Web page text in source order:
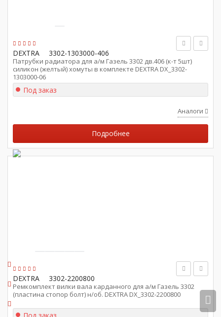
DEXTRA 3302-1303000-406
Патрубки радиатора для а/м Газель 3302 дв.406 (к-т 5шт)
силикон (желтый) хомуты в комплекте DEXTRA DX_3302-
1303000-06
Под заказ
Аналоги
Подробнее
DEXTRA 3302-2200800
Ремкомплект вилки вала карданного для а/м Газель 3302
(пластина стопор болт) н/об. DEXTRA DX_3302-2200800